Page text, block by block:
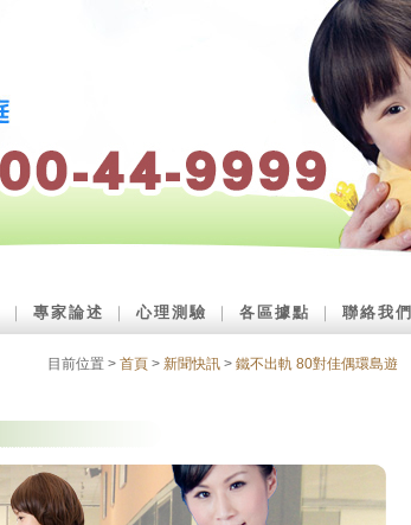
專家論述 ｜心理測驗 各區據點 聯絡我們
目前位置 > 首頁 > 新聞快訊 > 鐵不出軌 80對佳偶環島遊